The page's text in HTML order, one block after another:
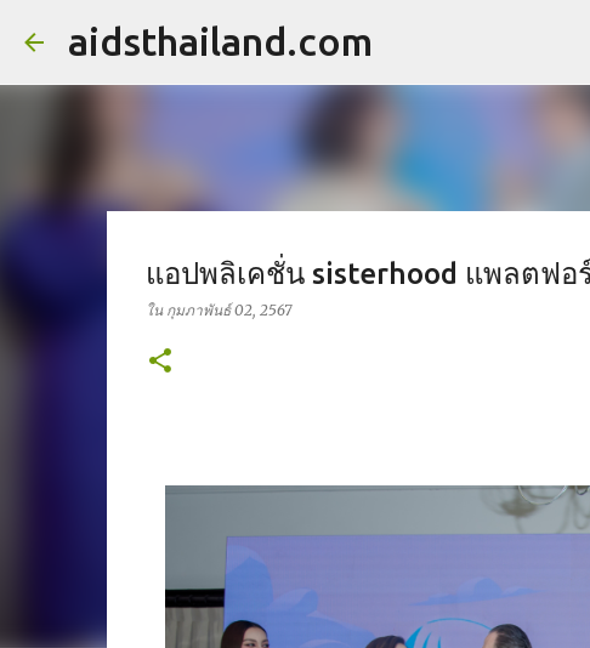
aidsthailand.com
แอปพลิเคชั่น sisterhood แพลตฟ
ใน กุมภาพันธ์ 02, 2567